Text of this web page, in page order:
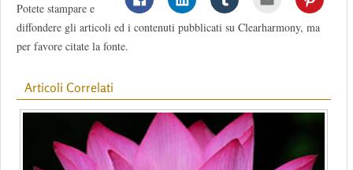
Potete stampare e
diffondere gli articoli ed i contenuti pubblicati su Clearharmony, ma
per favore citate la fonte.
Articoli Correlati